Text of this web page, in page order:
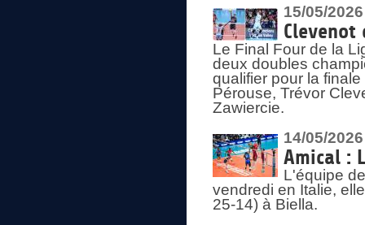
15/05/2026
Le Final Four de la
deux doubles
qualifier pour la
Pérouse, Trévor
Zawiercie.
14/05/2026
Amical :
L'équipe
vendredi en Italie,
25-14) à Biella.